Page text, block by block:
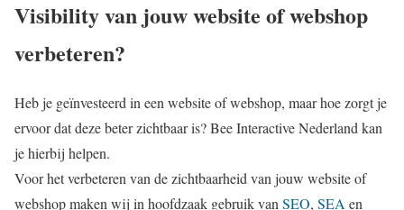
Visibility van jouw website of webshop
verbeteren?
Heb je geïnvesteerd in een website of webshop, maar hoe zorgt je
ervoor dat deze beter zichtbaar is? Bee Interactive Nederland kan
je hierbij helpen.
Voor het verbeteren van de zichtbaarheid van jouw website of
webshop maken wij in hoofdzaak gebruik van SEO, SEA en